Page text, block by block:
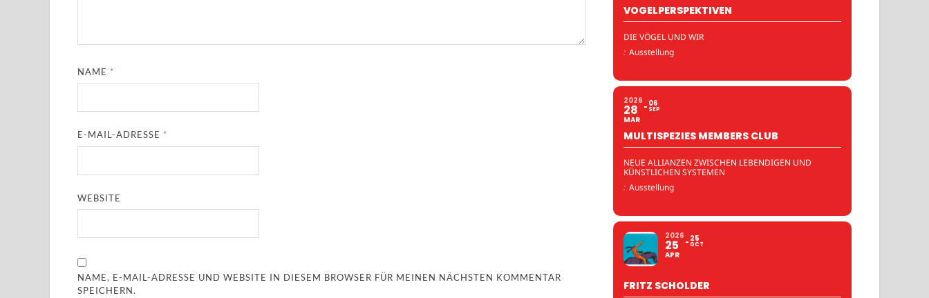
NAME *
E-MAIL-ADRESSE *
WEBSITE
NAME, E-MAIL-ADRESSE UND WEBSITE IN DIESEM BROWSER FÜR MEINEN NÄCHSTEN KOMMENTAR
SPEICHERN.
VOGELPERSPEKTIVEN
DIE VÖGEL UND WIR
: Ausstellung
2026
28
MAR
06
SEP
MULTISPEZIES MEMBERS CLUB
NEUE ALLIANZEN ZWISCHEN LEBENDIGEN UND
KÜNSTLICHEN SYSTEMEN
: Ausstellung
2026
25
APR
25
OCT
FRITZ SCHOLDER